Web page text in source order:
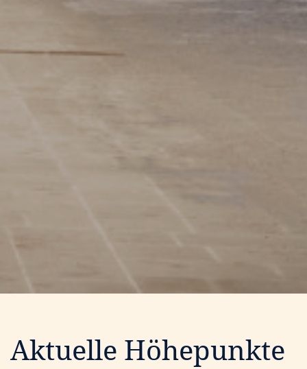
Aktuelle Höhepunkte